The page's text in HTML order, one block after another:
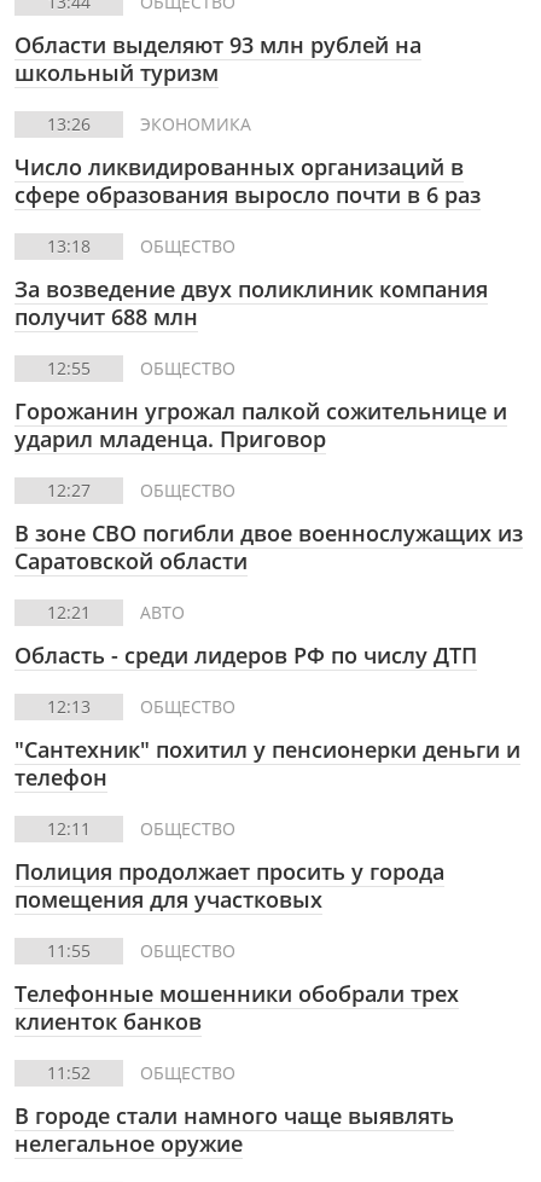
Области выделяют 93 млн рублей на
школьный туризм
13:26 ЭКОНОМИКА
Число ликвидированных организаций в
сфере образования выросло почти в 6 раз
13:18 ОБЩЕСТВО
За возведение двух поликлиник компания
получит 688 млн
12:55 ОБЩЕСТВО
Горожанин угрожал палкой сожительнице и
ударил младенца. Приговор
12:27 ОБЩЕСТВО
В зоне СВО погибли двое военнослужащих из
Саратовской области
12:21 АВТО
Область - среди лидеров РФ по числу ДТП
12:13 ОБЩЕСТВО
"Сантехник" похитил у пенсионерки деньги и
телефон
12:11 ОБЩЕСТВО
Полиция продолжает просить у города
помещения для участковых
11:55 ОБЩЕСТВО
Телефонные мошенники обобрали трех
клиенток банков
11:52 ОБЩЕСТВО
В городе стали намного чаще выявлять
нелегальное оружие